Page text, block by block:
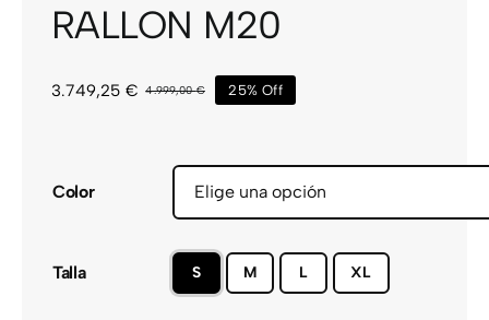
RALLON M20
4.999,00€El
3.749,25 €
El
25% Off
Color
Talla S M L XL